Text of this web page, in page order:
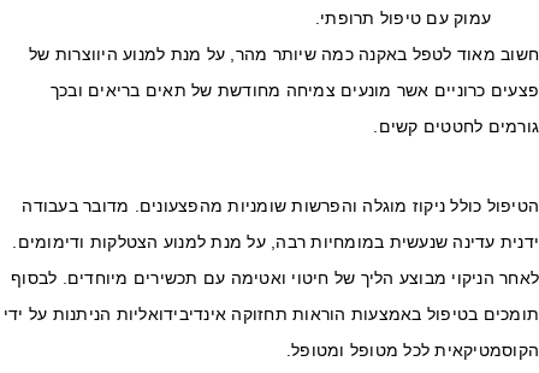
עמוק עם טיפול תרופתי.
מאוד לטפל באקנה כמה שיותר מהר, על מנת למנוע היווצרות של
כרוניים אשר מונעים צמיחה מחודשת של תאים בריאים ובכך
לחטטים קשים.
כולל ניקוז מוגלה והפרשות שומניות מהפצעונים. מדובר בעבודה
עדינה שנעשית במומחיות רבה, על מנת למנוע הצטלקות ודימומים.
הניקוי מבוצע הליך של חיטוי ואטימה עם תכשירים מיוחדים. לבסוף
בטיפול באמצעות הוראות תחזוקה אינדיבידואליות הניתנות על ידי
לכל מטופל ומטופל.